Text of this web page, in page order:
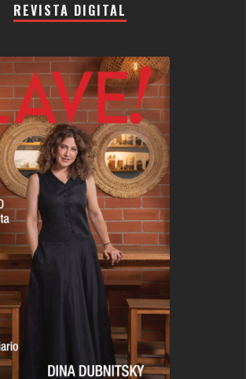
REVISTA DIGITAL